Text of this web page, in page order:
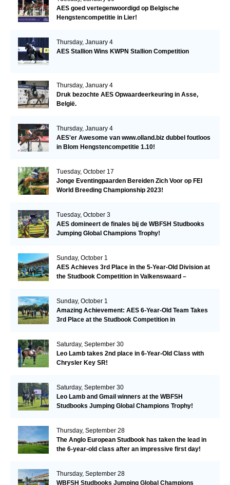
AES goed vertegenwoordigd op Belgische
Hengstencompetitie in Lier!
Thursday, January 4
AES Stallion Wins KWPN Stallion Competition
Thursday, January 4
Druk bezochte AES Opwaardeerkeuring in Asse,
België.
Thursday, January 4
AES'er Awesome van www.olland.biz dubbel foutloos
in Blom Hengstencompetitie 1.10!
Tuesday, October 17
Jonge Eventingpaarden Bereiden Zich Voor op FEI
World Breeding Championship 2023!
Tuesday, October 3
AES domineert de finales bij de WBFSH Studbooks
Jumping Global Champions Trophy!
Sunday, October 1
AES Achieves 3rd Place in the 5-Year-Old Division at
the Studbook Competition in Valkenswaard –
Sunday, October 1
Amazing Achievement: AES 6-Year-Old Team Takes
3rd Place at the Studbook Competition in
Saturday, September 30
Leo Lamb takes 2nd place in 6-Year-Old Class with
Chrysler Key SR!
Saturday, September 30
Leo Lamb and Gmail winners at the WBFSH
Studbooks Jumping Global Champions Trophy!
Thursday, September 28
The Anglo European Studbook has taken the lead in
the 6-year-old class after an impressive first day!​
Thursday, September 28
WBFSH Studbooks Jumping Global Champions